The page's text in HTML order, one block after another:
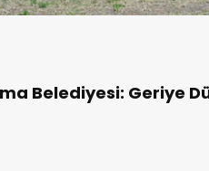
Belediyesi: Geriye